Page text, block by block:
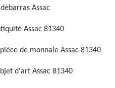
Assac
Assac 81340
de monnaie Assac 81340
d'art Assac 81340